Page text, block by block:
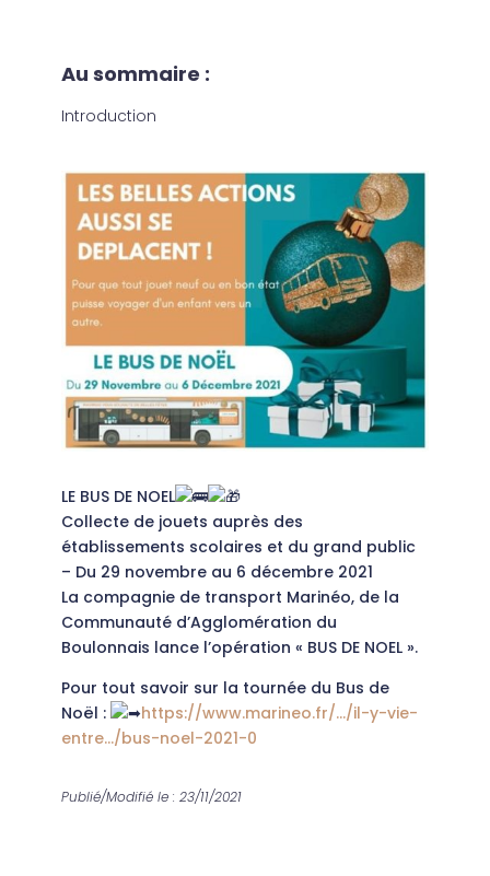
Au sommaire :
Introduction
LE BUS DE NOEL
Collecte de jouets auprès des
établissements scolaires et du grand public
– Du 29 novembre au 6 décembre 2021
La compagnie de transport Marinéo, de la
Communauté d’Agglomération du
Boulonnais lance l’opération « BUS DE NOEL ».
Pour tout savoir sur la tournée du Bus de
Noël :
https://www.marineo.fr/…/il-y-vie-
entre…/bus-noel-2021-0
Publié/Modifié le : 23/11/2021